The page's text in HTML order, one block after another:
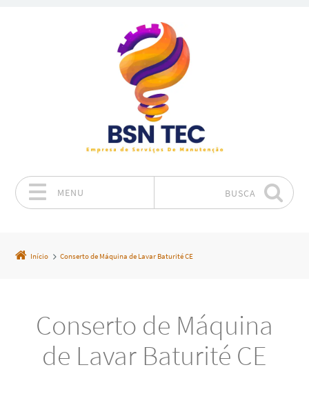
MENU BUSCA
Início Conserto de Máquina de Lavar Baturité CE
Conserto de Máquina
de Lavar Baturité CE